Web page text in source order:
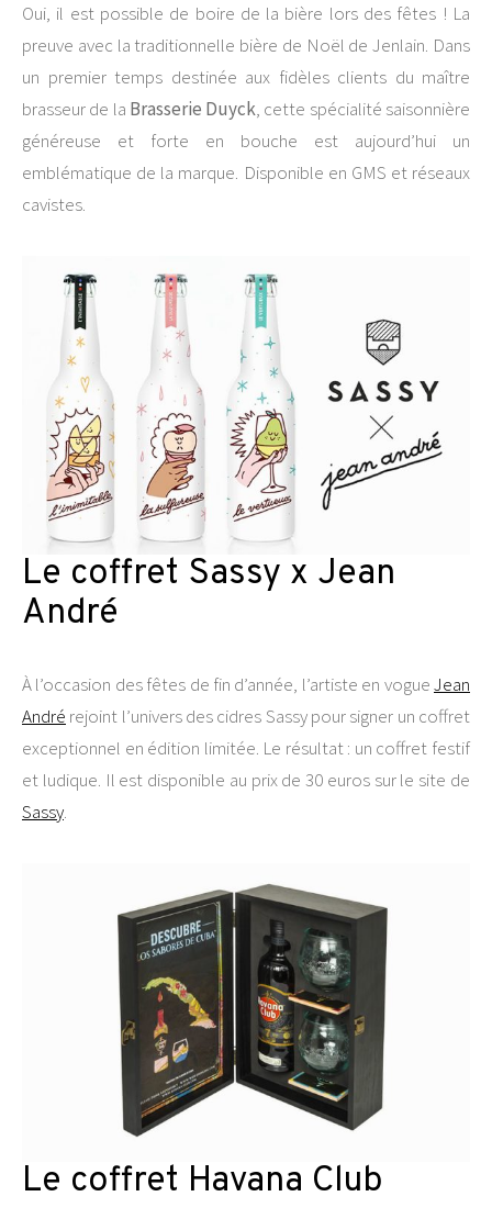
Oui, il est possible de boire de la bière lors des fêtes ! La
preuve avec la traditionnelle bière de Noël de Jenlain. Dans
un premier temps destinée aux fidèles clients du maître
brasseur de la Brasserie Duyck, cette spécialité saisonnière
généreuse et forte en bouche est aujourd’hui un
emblématique de la marque. Disponible en GMS et réseaux
cavistes.
Le coffret Sassy x Jean
André
À l’occasion des fêtes de fin d’année, l’artiste en vogueJean
André rejoint l’univers des cidres Sassy pour signer un coffret
exceptionnel en édition limitée. Le résultat : un coffret festif
et ludique. Il est disponible au prix de 30 euros sur le site de
Sassy.
Le coffret Havana Club